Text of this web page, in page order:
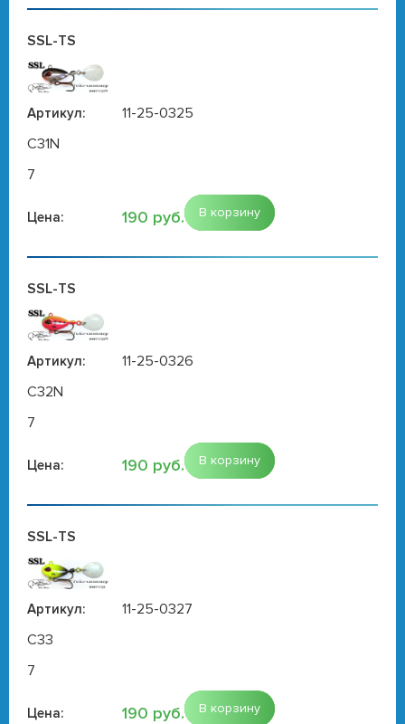
SSL-TS
Артикул:
11-25-0325
C31N
7
Цена: 190 руб. В корзину
SSL-TS
Артикул:
11-25-0326
C32N
7
Цена: 190 руб. В корзину
SSL-TS
Артикул:
11-25-0327
C33
7
Цена: 190 руб. В корзину